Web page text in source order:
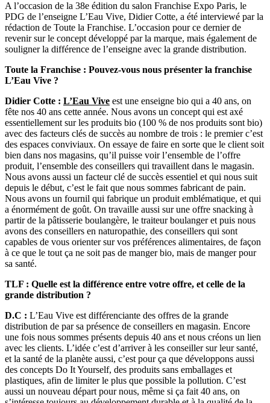
A l’occasion de la 38e édition du salon Franchise Expo Paris, le
PDG de l’enseigne L’Eau Vive, Didier Cotte, a été interviewé par la
rédaction de Toute la Franchise. L’occasion pour ce dernier de
revenir sur le concept développé par la marque, mais également de
souligner la différence de l’enseigne avec la grande distribution.
Toute la Franchise : Pouvez-vous nous présenter la franchise
L’Eau Vive ?
Didier Cotte : L’Eau Vive est une enseigne bio qui a 40 ans, on
fête nos 40 ans cette année. Nous avons un concept qui est axé
essentiellement sur les produits bio (100 % de nos produits sont bio)
avec des facteurs clés de succès au nombre de trois : le premier c’est
des espaces conviviaux. On essaye de faire en sorte que le client soit
bien dans nos magasins, qu’il puisse voir l’ensemble de l’offre
produit, l’ensemble des conseillers qui travaillent dans le magasin.
Nous avons aussi un facteur clé de succès essentiel et qui nous suit
depuis le début, c’est le fait que nous sommes fabricant de pain.
Nous avons un fournil qui fabrique un produit emblématique, et qui
a énormément de goût. On travaille aussi sur une offre snacking à
partir de la pâtisserie boulangère, le traiteur boulanger et puis nous
avons des conseillers en naturopathie, des conseillers qui sont
capables de vous orienter sur vos préférences alimentaires, de façon
à ce que le tout ça ne soit pas de manger bio, mais de manger pour
sa santé.
TLF : Quelle est la différence entre votre offre, et celle de la
grande distribution ?
D.C : L’Eau Vive est différenciante des offres de la grande
distribution de par sa présence de conseillers en magasin. Encore
une fois nous sommes présents depuis 40 ans et nous créons un lien
avec les clients. L’idée c’est d’arriver à les conseiller sur leur santé,
et la santé de la planète aussi, c’est pour ça que développons aussi
des concepts Do It Yourself, des produits sans emballages et
plastiques, afin de limiter le plus que possible la pollution. C’est
aussi un nouveau départ pour nous, même si ça fait 40 ans, on